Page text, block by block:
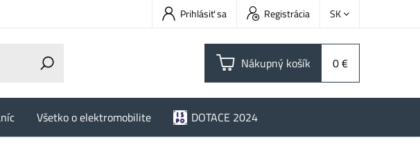
Prihlásiť sa Registrácia SK
Nákupný košík 0 €
Všetko o elektromobilite DOTACE 2024